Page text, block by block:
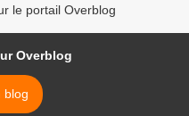
le portail Overblog
Overblog
blog